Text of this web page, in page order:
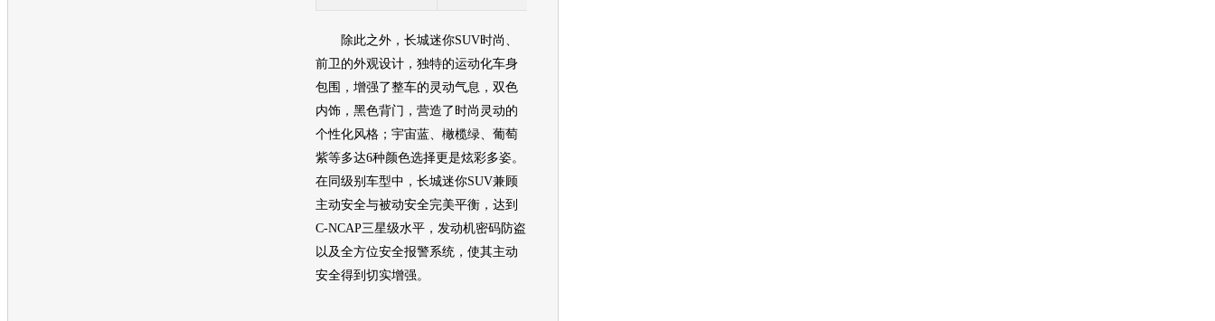
除此之外，长城迷你SUV时尚、
前卫的外观设计，独特的运动化车身
包围，增强了整车的灵动气息，双色
内饰，黑色背门，营造了时尚灵动的
个性化风格；宇宙蓝、橄榄绿、葡萄
紫等多达6种颜色选择更是炫彩多姿。
在同级别车型中，长城迷你SUV兼顾
主动安全与被动安全完美平衡，达到
C-NCAP三星级水平，发动机密码防盗
以及全方位安全报警系统，使其主动
安全得到切实增强。